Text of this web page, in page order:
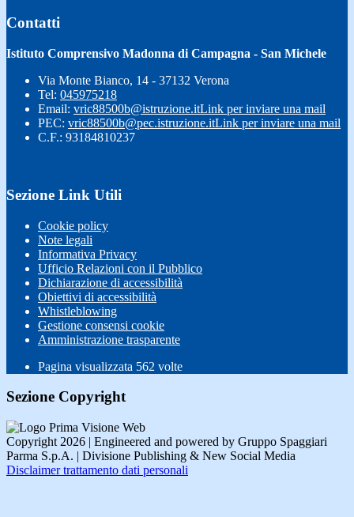
Contatti
Istituto Comprensivo Madonna di Campagna - San Michele
Via Monte Bianco, 14 - 37132 Verona
Tel: 045975218
Email: vric88500b@istruzione.itLink per inviare una mail
PEC: vric88500b@pec.istruzione.itLink per inviare una mail
C.F.: 93184810237
Sezione Link Utili
Cookie policy
Note legali
Informativa Privacy
Ufficio Relazioni con il Pubblico
Dichiarazione di accessibilità
Obiettivi di accessibilità
Whistleblowing
Gestione consensi cookie
Amministrazione trasparente
Pagina visualizzata 562 volte
Sezione Copyright
Copyright 2026 | Engineered and powered by Gruppo Spaggiari
Parma S.p.A. | Divisione Publishing & New Social Media
Disclaimer trattamento dati personali